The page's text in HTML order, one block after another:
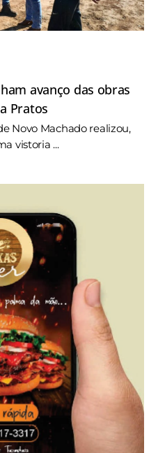
avanço das obras
Pratos
Novo Machado realizou,
vistoria ...